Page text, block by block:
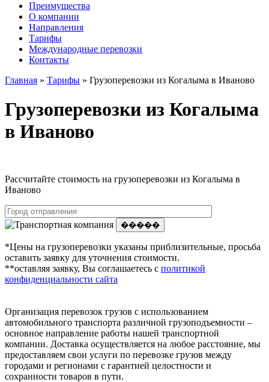
Преимущества
О компании
Направления
Тарифы
Международные перевозки
Контакты
Главная » Тарифы » Грузоперевозки из Когалыма в Иваново
Грузоперевозки из Когалыма
в Иваново
Рассчитайте стоимость на грузоперевозки из Когалыма в
Иваново
�����
*Цены на грузоперевозки указаны приблизительные, просьба
оставить заявку для уточнения стоимости.
**оставляя заявку, Вы соглашаетесь с политикой
конфиденциальности сайта
Организация перевозок грузов с использованием
автомобильного транспорта различной грузоподъемности –
основное направление работы нашей транспортной
компании. Доставка осуществляется на любое расстояние, мы
предоставляем свои услуги по перевозке грузов между
городами и регионами с гарантией целостности и
сохранности товаров в пути.